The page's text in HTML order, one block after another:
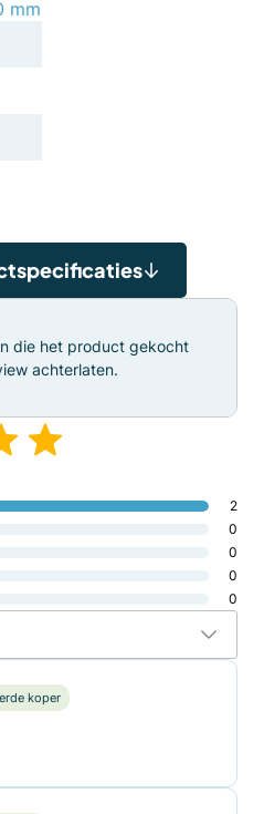
mm
0
0
0
0
2
koper
die het product gekocht
achterlaten.